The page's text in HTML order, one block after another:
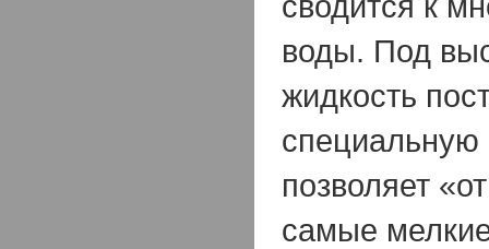
воды. Под
жидкость
позволяет
самые